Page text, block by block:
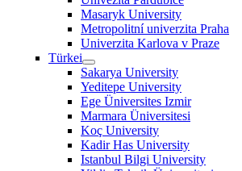
Masaryk University
Metropolitní univerzita Praha
Univerzita Karlova v Praze
Türkei
Sakarya University
Yeditepe University
Ege Üniversites Izmir
Marmara Üniversitesi
Koç University
Kadir Has University
Istanbul Bilgi University